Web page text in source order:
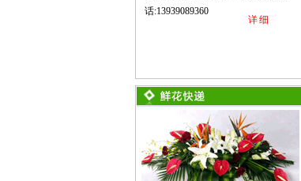
话:13939089360
详细